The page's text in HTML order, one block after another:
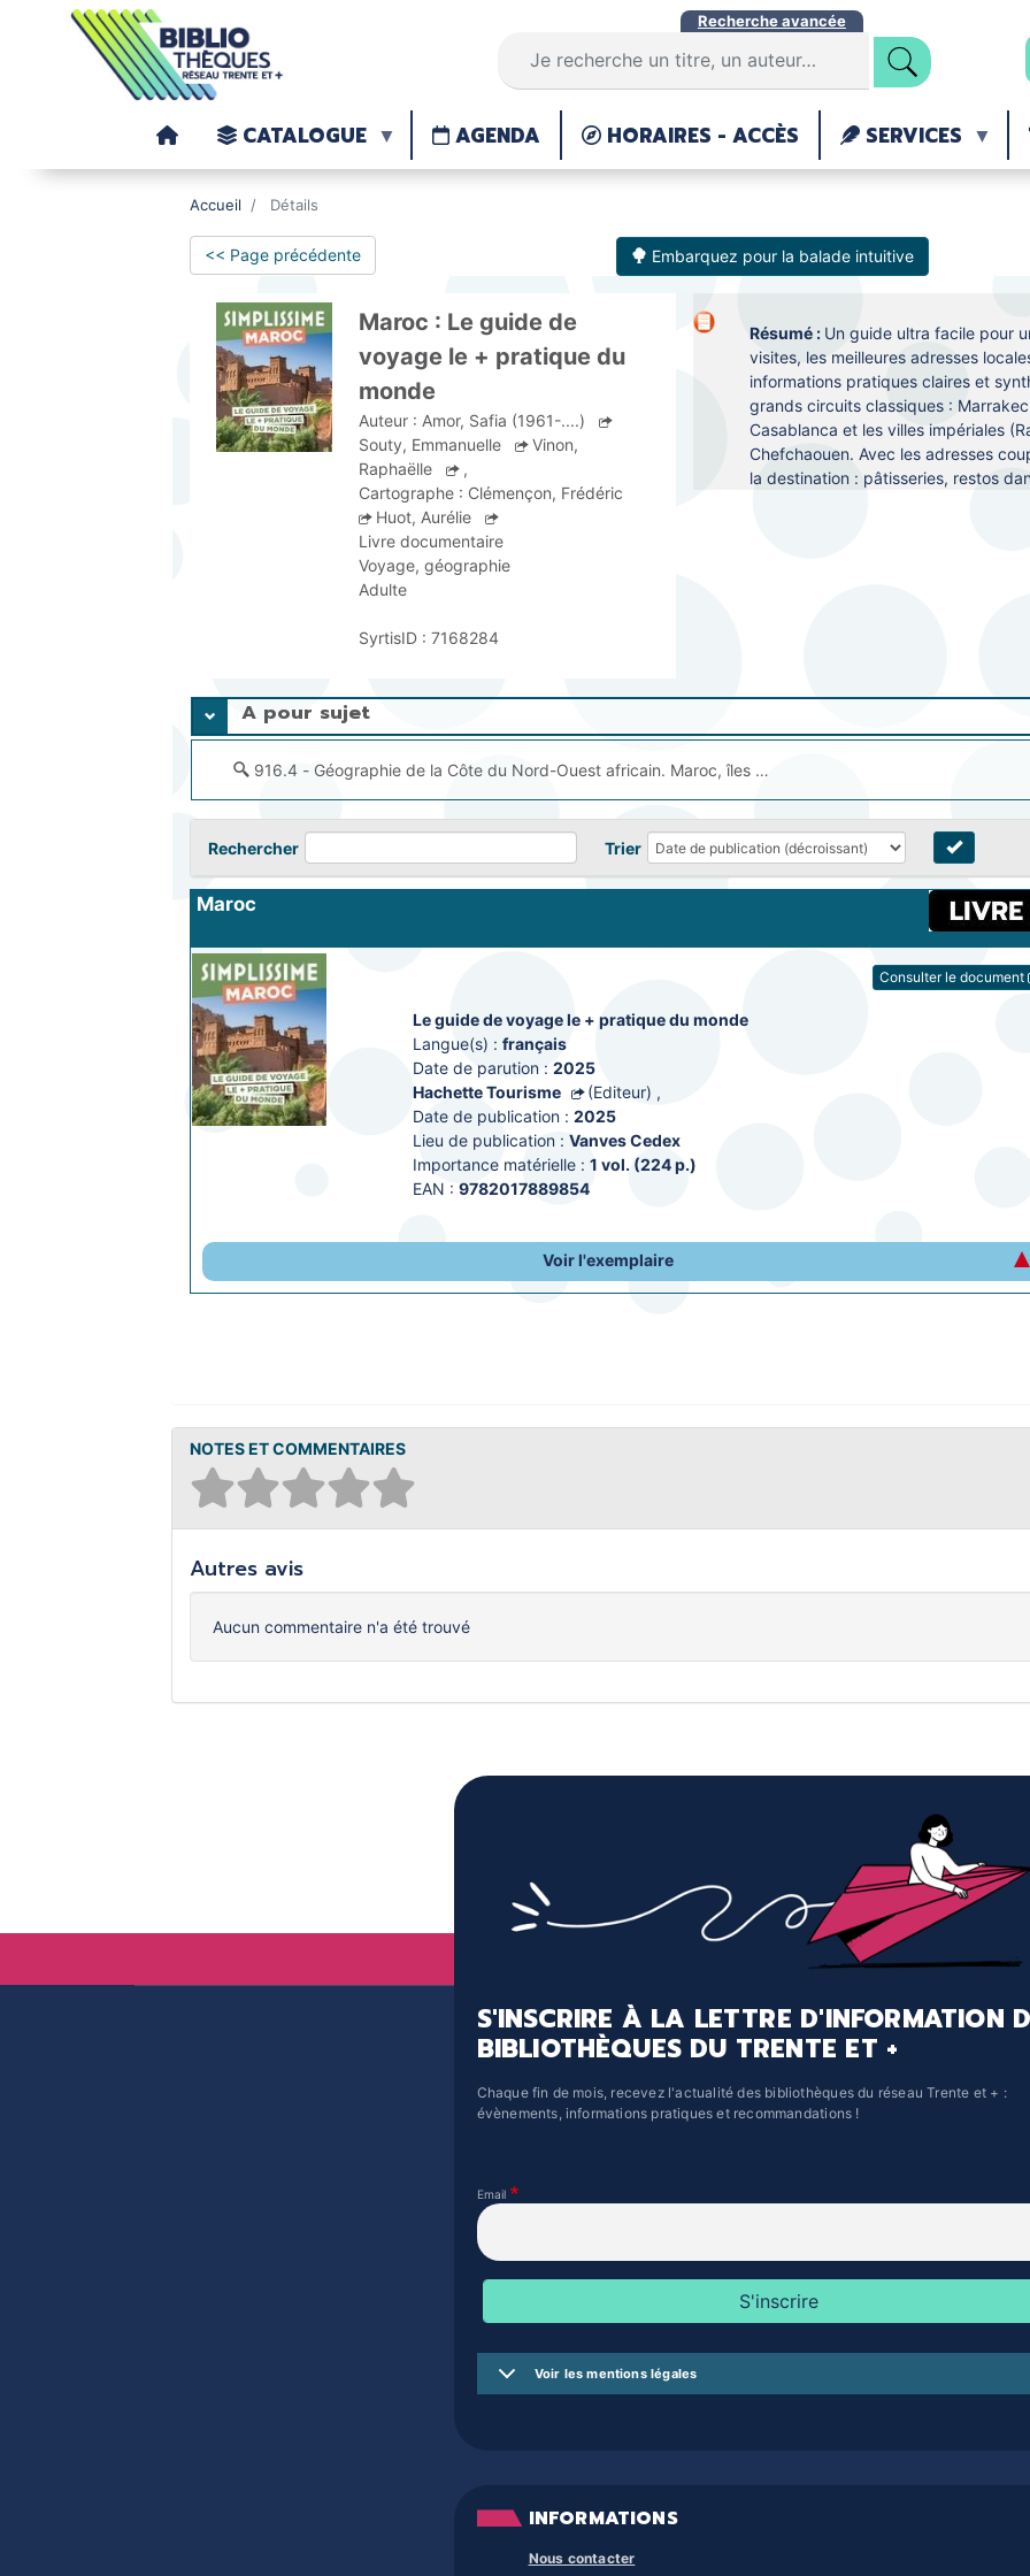
Aller
contenu
principal
Recherche avancée
CATALOGUE AGENDA HORAIRES - ACCÈS SERVICES
Accueil Détails
Embarquez pour la balade intuitive
<< Page précédente
Maroc : Le guide de
voyage le + pratique du
monde
Auteur : Amor, Safia (1961-....)
Souty, Emmanuelle
Vinon,
Raphaëlle
,
Cartographe : Clémençon, Frédéric
Huot, Aurélie
Livre documentaire
Voyage, géographie
Adulte
SyrtisID : 7168284
Résumé : Un guide ultra facile pour
visites, les meilleures adresses
informations pratiques claires et
grands circuits classiques :
Casablanca et les villes impériales
Chefchaouen. Avec les adresses
la destination : pâtisseries, restos
A pour sujet
916.4 - Géographie de la Côte du Nord-Ouest africain. Maroc, îles Canaries
Rechercher Trier
Maroc
Consulter le document
Le guide de voyage le + pratique du monde
Langue(s) : français
Date de parution : 2025
Hachette Tourisme
(Editeur) ,
Date de publication : 2025
Lieu de publication : Vanves Cedex
Importance matérielle : 1 vol. (224 p.)
EAN : 9782017889854
Voir l'exemplaire
NOTES ET COMMENTAIRES
Autres avis
Aucun commentaire n'a été trouvé
S'INSCRIRE À LA LETTRE D'INFORMATION
BIBLIOTHÈQUES DU TRENTE ET +
Chaque fin de mois, recevez l'actualité des bibliothèques du réseau Trente et + :
évènements, informations pratiques et recommandations !
Email
Voir les mentions légales
INFORMATIONS
Nous contacter